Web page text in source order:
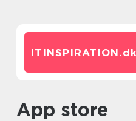
ITINSPIRATION.dk
app store